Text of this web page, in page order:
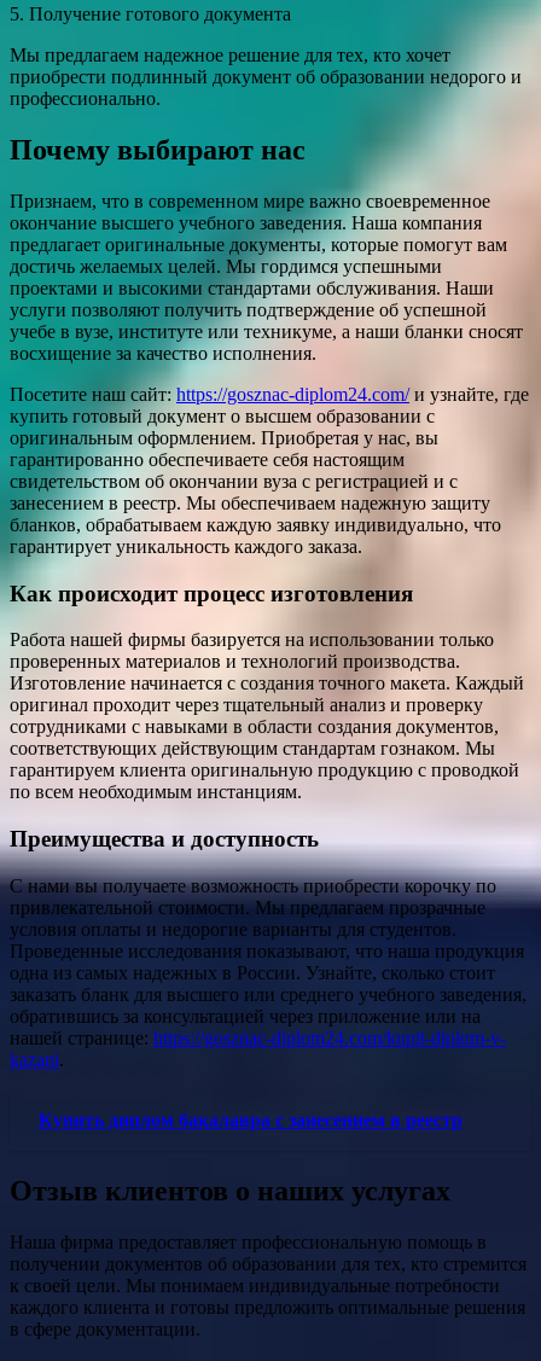
5. Получение готового документа
Мы предлагаем надежное решение для тех, кто хочет
приобрести подлинный документ об образовании недорого и
профессионально.
Почему выбирают нас
Признаем, что в современном мире важно своевременное
окончание высшего учебного заведения. Наша компания
предлагает оригинальные документы, которые помогут вам
достичь желаемых целей. Мы гордимся успешными
проектами и высокими стандартами обслуживания. Наши
услуги позволяют получить подтверждение об успешной
учебе в вузе, институте или техникуме, а наши бланки сносят
восхищение за качество исполнения.
Посетите наш сайт: https://gosznac-diplom24.com/и узнайте, где
купить готовый документ о высшем образовании с
оригинальным оформлением. Приобретая у нас, вы
гарантированно обеспечиваете себя настоящим
свидетельством об окончании вуза с регистрацией и с
занесением в реестр. Мы обеспечиваем надежную защиту
бланков, обрабатываем каждую заявку индивидуально, что
гарантирует уникальность каждого заказа.
Как происходит процесс изготовления
Работа нашей фирмы базируется на использовании только
проверенных материалов и технологий производства.
Изготовление начинается с создания точного макета. Каждый
оригинал проходит через тщательный анализ и проверку
сотрудниками с навыками в области создания документов,
соответствующих действующим стандартам гознаком. Мы
гарантируем клиента оригинальную продукцию с проводкой
по всем необходимым инстанциям.
Преимущества и доступность
С нами вы получаете возможность приобрести корочку по
привлекательной стоимости. Мы предлагаем прозрачные
условия оплаты и недорогие варианты для студентов.
Проведенные исследования показывают, что наша продукция
одна из самых надежных в России. Узнайте, сколько стоит
заказать бланк для высшего или среднего учебного заведения,
обратившись за консультацией через приложение или на
нашей странице: https://gosznac-diplom24.com/kupit-diplom-v-
kazani.
Купить диплом бакалавра с занесением в реестр
Отзыв клиентов о наших услугах
Наша фирма предоставляет профессиональную помощь в
получении документов об образовании для тех, кто стремится
к своей цели. Мы понимаем индивидуальные потребности
каждого клиента и готовы предложить оптимальные решения
в сфере документации.